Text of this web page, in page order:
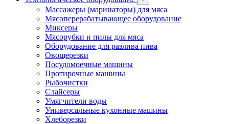
Массажеры (маринаторы) для мяса
Мясоперерабатывающее оборудование
Миксеры
Мясорубки и пилы для мяса
Оборудование для разлива пива
Овощерезки
Посудомоечные машины
Протирочные машины
Рыбочистки
Слайсеры
Умягчители воды
Универсальные кухонные машины
Хлеборезки